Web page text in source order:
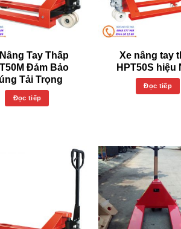
Tay Thấp
Đảm Bảo
Tải Trọng
Đọc tiếp
Xe nâng tay
HPT50S hiệu
Đọc tiếp